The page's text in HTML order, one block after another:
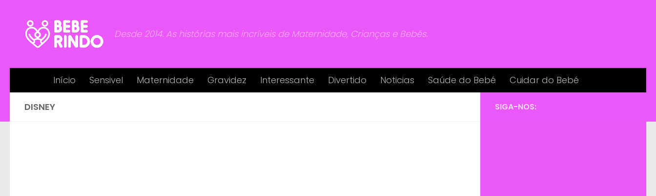
Desde 2014. As histórias mais incríveis de Maternidade, Crianças e Bebés.
Início Sensivel Maternidade Gravidez Interessante Divertido Noticias Saúde do Bebé Cuidar do Bebé
DISNEY SIGA-NOS: